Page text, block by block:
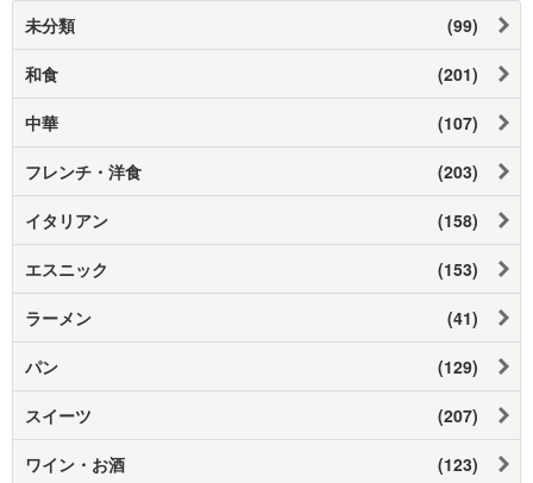
未分類 (99)
和食 (201)
中華 (107)
フレンチ・洋食 (203)
イタリアン (158)
エスニック (153)
ラーメン (41)
パン (129)
スイーツ (207)
ワイン・お酒 (123)